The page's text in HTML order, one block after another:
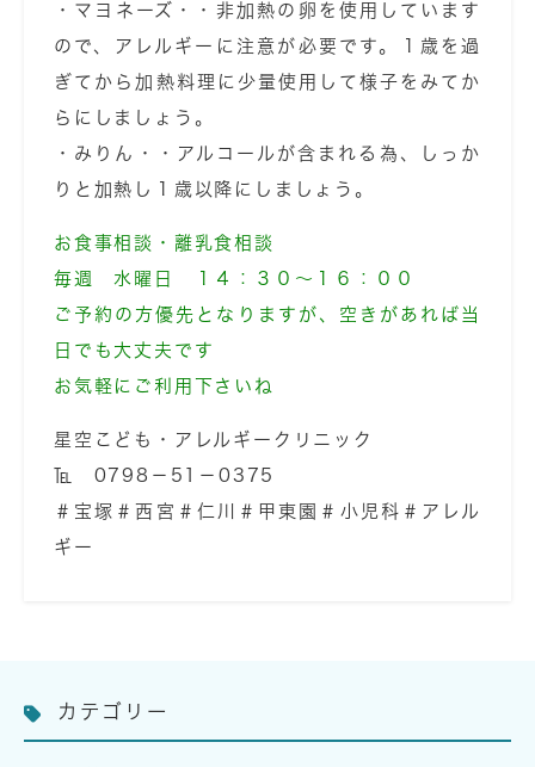
・マヨネーズ・・非加熱の卵を使用しています
ので、アレルギーに注意が必要です。１歳を過
ぎてから加熱料理に少量使用して様子をみてか
らにしましょう。
・みりん・・アルコールが含まれる為、しっか
りと加熱し１歳以降にしましょう。
お食事相談・離乳食相談
毎週 水曜日 １４：３０～１６：００
ご予約の方優先となりますが、空きがあれば当
日でも大丈夫です
お気軽にご利用下さいね
星空こども・アレルギークリニック
℡ 0798－51－0375
＃宝塚＃西宮＃仁川＃甲東園＃小児科＃アレル
ギー
カテゴリー